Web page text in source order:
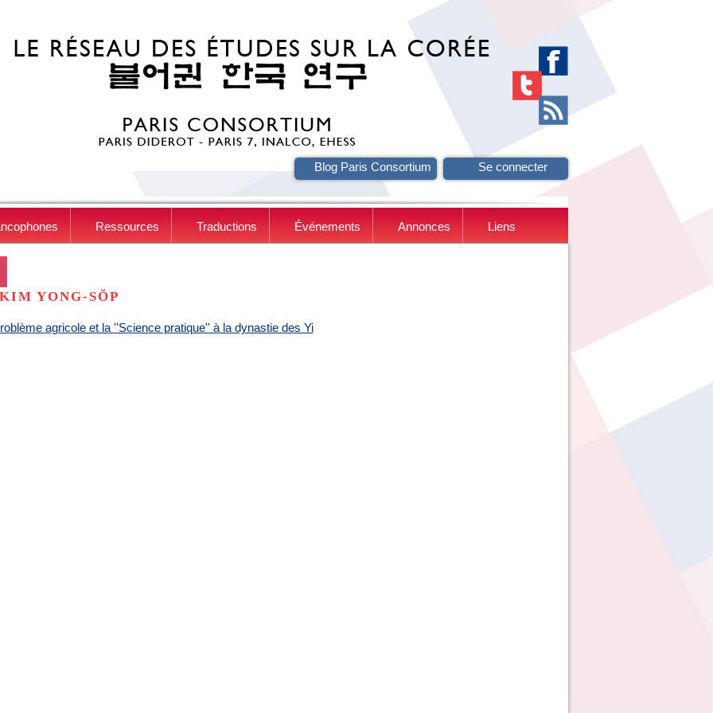
Blog Paris Consortium Se connecter
Ressources Traductions Événements Annonces Liens
KIM YONG-SŎP
agricole et la ''Science pratique'' à la dynastie des Yi